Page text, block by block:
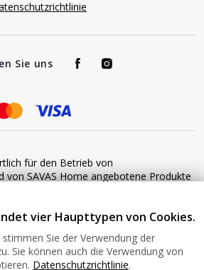
Sie uns
für den Betrieb von
von SAVAS Home angebotene Produkte
ohne vorherige Bestätigung an diese
rueckgabebedingungen-
Sie sich mit uns in Verbindung setzen:
vier Haupttypen von Cookies.
Sie der Verwendung der
Sie können auch die Verwendung von
Datenschutzrichtlinie.